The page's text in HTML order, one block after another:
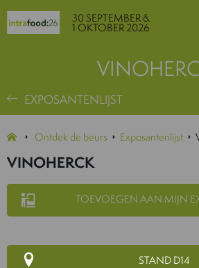
30 SEPTEMBER &
1 OKTOBER 2026
EXPOSANTENLIJST
Ontdek de beurs Exposantenlijst
VINOHERCK
TOEVOEGEN AAN MIJN
STAND D14